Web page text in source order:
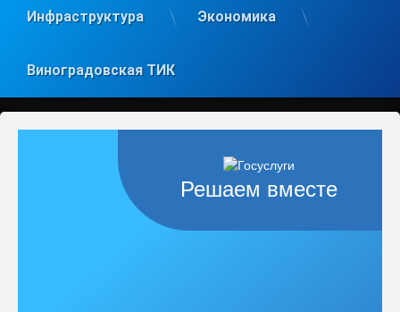
Инфраструктура Экономика
Виноградовская ТИК
Решаем вместе